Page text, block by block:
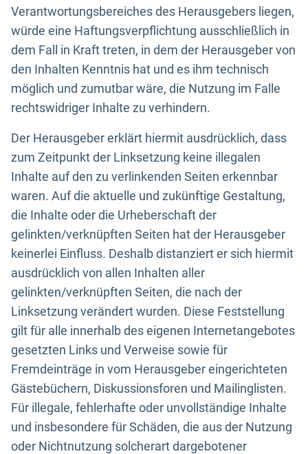
Verantwortungsbereiches des Herausgebers liegen,
würde eine Haftungsverpflichtung ausschließlich in
dem Fall in Kraft treten, in dem der Herausgeber von
den Inhalten Kenntnis hat und es ihm technisch
möglich und zumutbar wäre, die Nutzung im Falle
rechtswidriger Inhalte zu verhindern.
Der Herausgeber erklärt hiermit ausdrücklich, dass
zum Zeitpunkt der Linksetzung keine illegalen
Inhalte auf den zu verlinkenden Seiten erkennbar
waren. Auf die aktuelle und zukünftige Gestaltung,
die Inhalte oder die Urheberschaft der
gelinkten/verknüpften Seiten hat der Herausgeber
keinerlei Einfluss. Deshalb distanziert er sich hiermit
ausdrücklich von allen Inhalten aller
gelinkten/verknüpften Seiten, die nach der
Linksetzung verändert wurden. Diese Feststellung
gilt für alle innerhalb des eigenen Internetangebotes
gesetzten Links und Verweise sowie für
Fremdeinträge in vom Herausgeber eingerichteten
Gästebüchern, Diskussionsforen und Mailinglisten.
Für illegale, fehlerhafte oder unvollständige Inhalte
und insbesondere für Schäden, die aus der Nutzung
oder Nichtnutzung solcherart dargebotener